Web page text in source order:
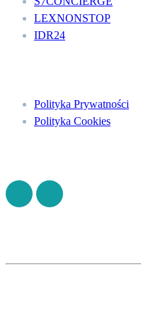
LEXNONSTOP
IDR24
Polityka Prywatności
Polityka Cookies